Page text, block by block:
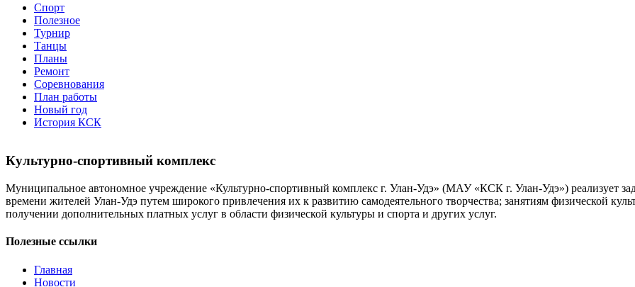
Спорт
Полезное
Турнир
Танцы
Планы
Ремонт
Соревнования
План работы
Новый год
История КСК
Культурно-спортивный комплекс
Муниципальное автономное учреждение «Культурно-спортивный комплекс г. Улан-Удэ» (МАУ «КСК г. Улан-Удэ») реализует
времени жителей Улан-Удэ путем широкого привлечения их к развитию самодеятельного творчества; занятиям физической
получении дополнительных платных услуг в области физической культуры и спорта и других услуг.
Полезные ссылки
Главная
Новости